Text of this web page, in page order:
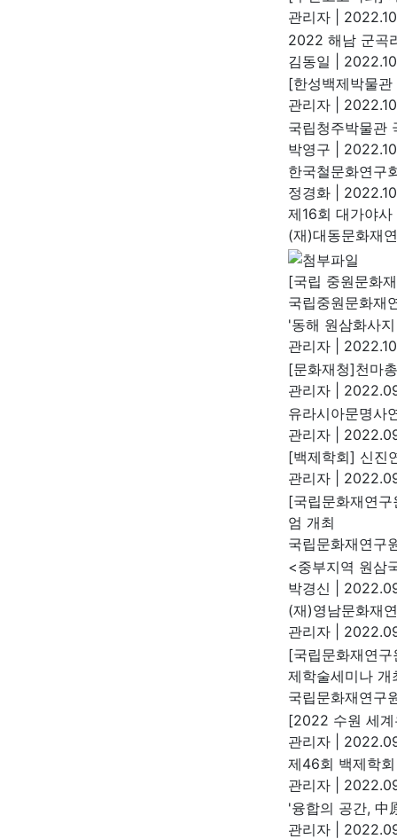
관리자
2022 해남 군곡
김동일
[한성백제박물
관리자
국립청주박물관
박영구
한국철문화연구
정경화
제16회 대가야
(재)대동문화재
[국립 중원문화
국립중원문화재
'동해 원삼화사
관리자
[문화재청]천마
관리자
유라시아문명사
관리자
[백제학회] 신진
관리자
[국립문화재연
엄 개최
국립문화재연구
<중부지역 원삼
박경신
(재)영남문화재
관리자
[국립문화재연
제학술세미나 개
국립문화재연구
[2022 수원 세
관리자
제46회 백제학
관리자
'융합의 공간, 中
관리자